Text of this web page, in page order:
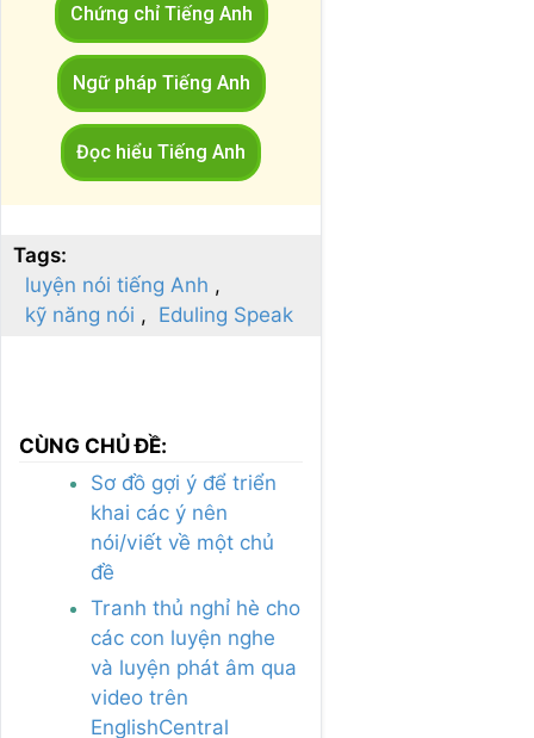
Chứng chỉ Tiếng Anh
Ngữ pháp Tiếng Anh
Đọc hiểu Tiếng Anh
Tags:
luyện nói tiếng Anh
kỹ năng nói
Eduling Speak
CÙNG CHỦ ĐỀ:
Sơ đồ gợi ý để triển
khai các ý nên
nói/viết về một chủ
đề
Tranh thủ nghỉ hè cho
các con luyện nghe
và luyện phát âm qua
video trên
EnglishCentral